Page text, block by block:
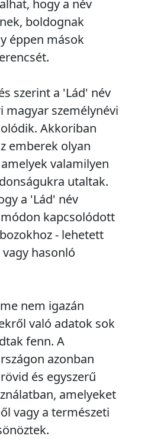
hogy a név
boldognak
éppen mások
szerint a 'Lád' név
magyar személynévi
Akkoriban
emberek olyan
valamilyen
utaltak.
a 'Lád' név
kapcsolódott
- lehetett
hasonló
nem igazán
való adatok sok
fenn. A
azonban
és egyszerű
amelyeket
vagy a természeti